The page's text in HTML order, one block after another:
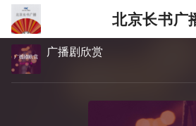
北京长书广
广播剧欣赏